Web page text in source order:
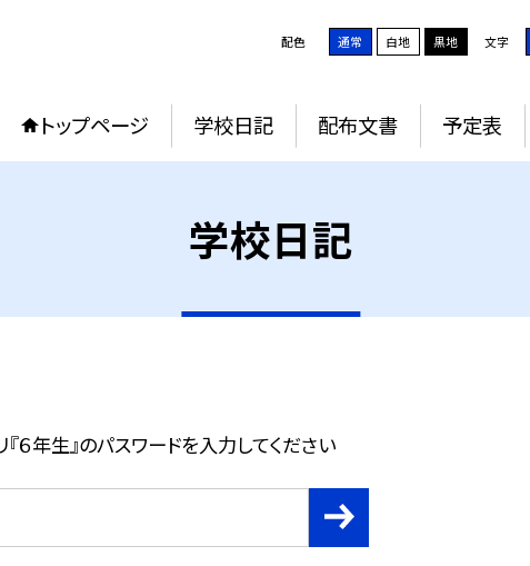
配色 通常 白地 黒地 文字
トップページ 学校日記 配布文書 予定表
学校日記
６年生』のパスワードを入力してください